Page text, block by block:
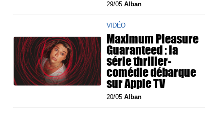
29/05Alban
VIDÉO
Maximum Pleasure
Guaranteed : la
série thriller-
comédie débarque
sur Apple TV
20/05Alban